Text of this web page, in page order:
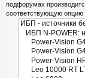
подфорумах
соответствующую опцию